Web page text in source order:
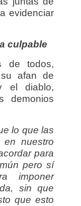
evidenciar
culpable
de todos,
afan de
el diablo,
demonios
lo que las
en nuestro
para
pero sí
imponer
sin que
que esto